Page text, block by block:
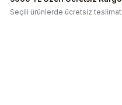
Seçili ürünlerde ücretsiz teslimat